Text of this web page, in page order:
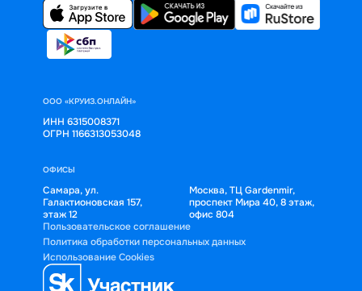
ООО «КРУИЗ.ОНЛАЙН»
ИНН 6315008371
ОГРН 1166313053048
ОФИСЫ
Самара, ул.
Галактионовская 157,
этаж 12
Москва, ТЦ Gardenmir,
проспект Мира 40, 8 этаж,
офис 804
Пользовательское соглашение
Политика обработки персональных данных
Использование Cookies